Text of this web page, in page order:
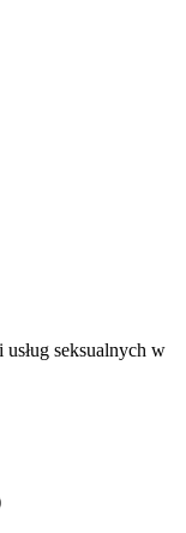
usług seksualnych w